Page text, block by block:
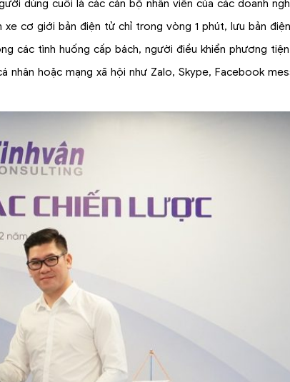
dùng cuối là các cán bộ nhân viên của các doanh
cơ giới bản điện tử chỉ trong vòng 1 phút, lưu bản
các tình huống cấp bách, người điều khiển phương
hoặc mạng xã hội như Zalo, Skype, Facebook